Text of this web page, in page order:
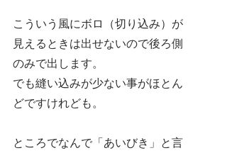
こういう風にボロ（切り込み）が
見えるときは出せないので後ろ側
のみで出します。
でも縫い込みが少ない事がほとん
どですけれども。
ところでなんで「あいびき」と言